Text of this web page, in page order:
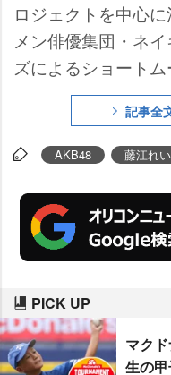
ロジェクトを中心
メン俳優集団・ネ
ズによるショート
AKB48の男性版の
ユニットで活動す
求められた藤江は
ッドボーイズのメ
ちも男子校みたい
ます」と答えてい
記事全
AKB48 藤江れ
PICK UP
マク
生の甲